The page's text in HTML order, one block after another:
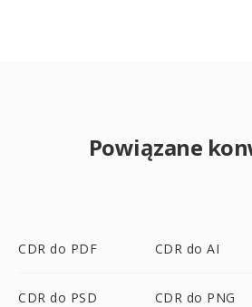
Powiązane
CDR do PDF CDR do AI
CDR do PSD CDR do PNG